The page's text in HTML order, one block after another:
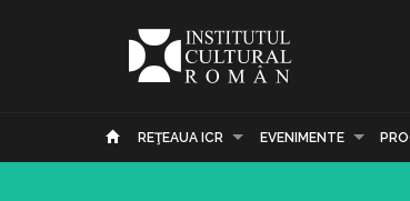
REŢEAUA ICR EVENIMENTE